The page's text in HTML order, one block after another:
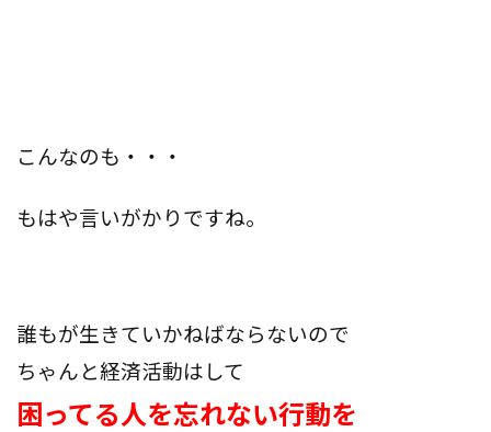
こんなのも・・・
もはや言いがかりですね。
誰もが生きていかねばならないので
ちゃんと経済活動はして
困ってる人を忘れない行動を